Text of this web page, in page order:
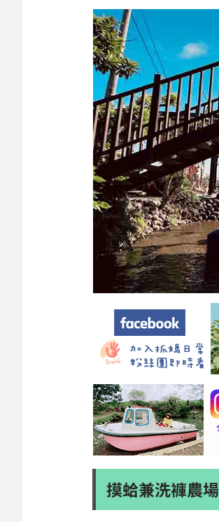
摸蛤兼洗褲農